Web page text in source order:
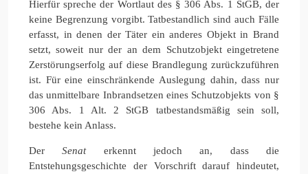
Hierfür spreche der Wortlaut des § 306 Abs. 1 StGB, der
keine Begrenzung vorgibt. Tatbestandlich sind auch Fälle
erfasst, in denen der Täter ein anderes Objekt in Brand
setzt, soweit nur der an dem Schutzobjekt eingetretene
Zerstörungserfolg auf diese Brandlegung zurückzuführen
ist. Für eine einschränkende Auslegung dahin, dass nur
das unmittelbare Inbrandsetzen eines Schutzobjekts von §
306 Abs. 1 Alt. 2 StGB tatbestandsmäßig sein soll,
bestehe kein Anlass.
DerSenaterkennt jedoch an, dass die
Entstehungsgeschichte der Vorschrift darauf hindeutet,